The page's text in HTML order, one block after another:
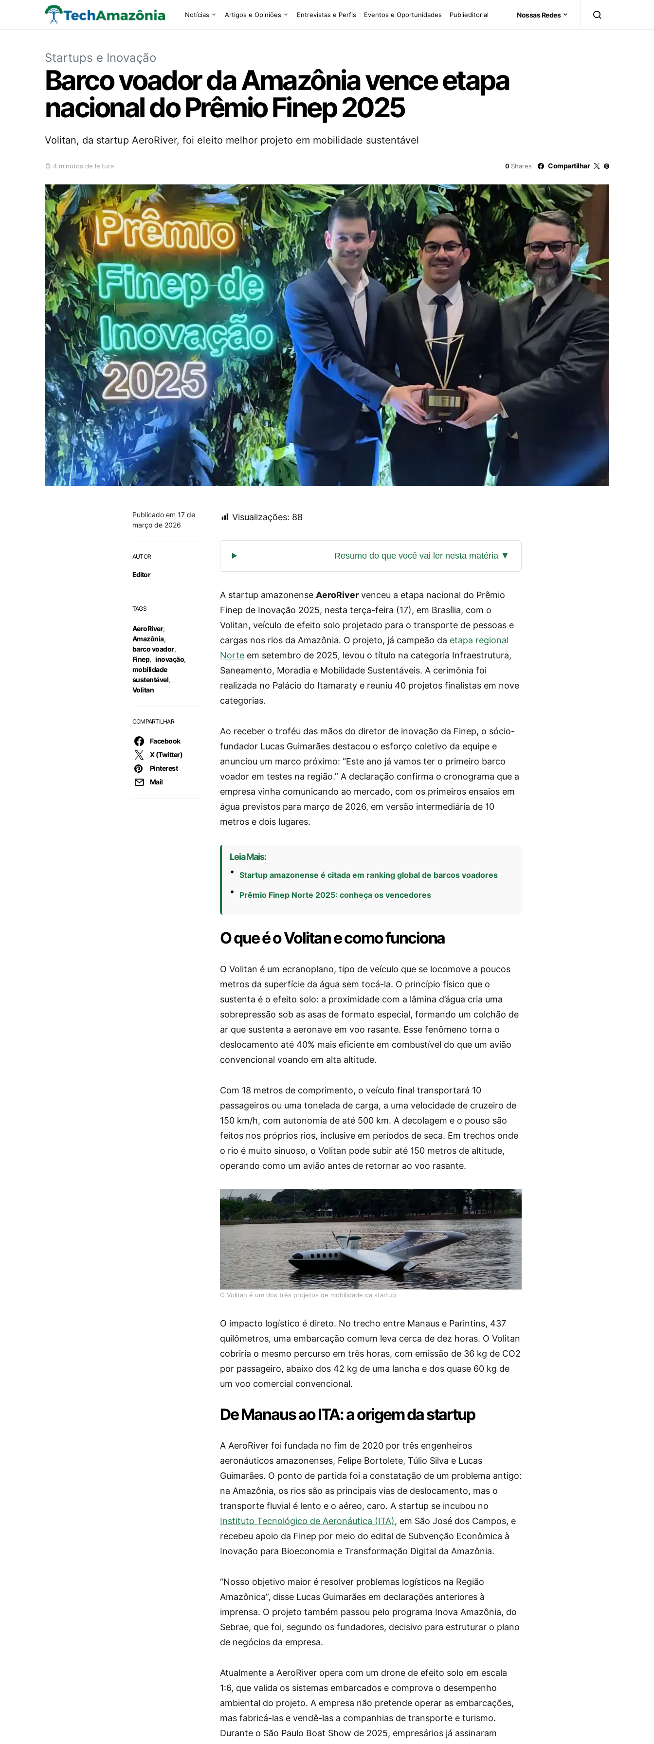
Notícias Artigos e Opiniões Entrevistas e Perfis Eventos e Oportunidades Publieditorial Nossas Redes
Startups e Inovação
Barco voador da Amazônia vence etapa
nacional do Prêmio Finep 2025
Volitan, da startup AeroRiver, foi eleito melhor projeto em mobilidade sustentável
4 minutos de leitura 0 Shares Compartilhar
Publicado em 17 de
março de 2026
AUTOR
Editor
TAGS
AeroRiver,
Amazônia,
barco voador,
Finep, inovação,
mobilidade
sustentável,
Volitan
COMPARTILHAR
Facebook
X (Twitter)
Pinterest
Mail
Visualizações: 88
A startup amazonense AeroRiver venceu a etapa nacional do Prêmio
Finep de Inovação 2025, nesta terça-feira (17), em Brasília, com o
Volitan, veículo de efeito solo projetado para o transporte de pessoas e
cargas nos rios da Amazônia. O projeto, já campeão da etapa regional
Norte em setembro de 2025, levou o título na categoria Infraestrutura,
Saneamento, Moradia e Mobilidade Sustentáveis. A cerimônia foi
realizada no Palácio do Itamaraty e reuniu 40 projetos finalistas em nove
categorias.
Ao receber o troféu das mãos do diretor de inovação da Finep, o sócio-
fundador Lucas Guimarães destacou o esforço coletivo da equipe e
anunciou um marco próximo: “Este ano já vamos ter o primeiro barco
voador em testes na região.” A declaração confirma o cronograma que a
empresa vinha comunicando ao mercado, com os primeiros ensaios em
água previstos para março de 2026, em versão intermediária de 10
metros e dois lugares.
Leia Mais:
Startup amazonense é citada em ranking global de barcos voadores
Prêmio Finep Norte 2025: conheça os vencedores
O que é o Volitan e como funciona
O Volitan é um ecranoplano, tipo de veículo que se locomove a poucos
metros da superfície da água sem tocá-la. O princípio físico que o
sustenta é o efeito solo: a proximidade com a lâmina d’água cria uma
sobrepressão sob as asas de formato especial, formando um colchão de
ar que sustenta a aeronave em voo rasante. Esse fenômeno torna o
deslocamento até 40% mais eficiente em combustível do que um avião
convencional voando em alta altitude.
Com 18 metros de comprimento, o veículo final transportará 10
passageiros ou uma tonelada de carga, a uma velocidade de cruzeiro de
150 km/h, com autonomia de até 500 km. A decolagem e o pouso são
feitos nos próprios rios, inclusive em períodos de seca. Em trechos onde
o rio é muito sinuoso, o Volitan pode subir até 150 metros de altitude,
operando como um avião antes de retornar ao voo rasante.
O Volitan é um dos três projetos de mobilidade da startup
O impacto logístico é direto. No trecho entre Manaus e Parintins, 437
quilômetros, uma embarcação comum leva cerca de dez horas. O Volitan
cobriria o mesmo percurso em três horas, com emissão de 36 kg de CO2
por passageiro, abaixo dos 42 kg de uma lancha e dos quase 60 kg de
um voo comercial convencional.
De Manaus ao ITA: a origem da startup
A AeroRiver foi fundada no fim de 2020 por três engenheiros
aeronáuticos amazonenses, Felipe Bortolete, Túlio Silva e Lucas
Guimarães. O ponto de partida foi a constatação de um problema antigo:
na Amazônia, os rios são as principais vias de deslocamento, mas o
transporte fluvial é lento e o aéreo, caro. A startup se incubou no
Instituto Tecnológico de Aeronáutica (ITA), em São José dos Campos, e
recebeu apoio da Finep por meio do edital de Subvenção Econômica à
Inovação para Bioeconomia e Transformação Digital da Amazônia.
“Nosso objetivo maior é resolver problemas logísticos na Região
Amazônica”, disse Lucas Guimarães em declarações anteriores à
imprensa. O projeto também passou pelo programa Inova Amazônia, do
Sebrae, que foi, segundo os fundadores, decisivo para estruturar o plano
de negócios da empresa.
Atualmente a AeroRiver opera com um drone de efeito solo em escala
1:6, que valida os sistemas embarcados e comprova o desempenho
ambiental do projeto. A empresa não pretende operar as embarcações,
mas fabricá-las e vendê-las a companhias de transporte e turismo.
Durante o São Paulo Boat Show de 2025, empresários já assinaram